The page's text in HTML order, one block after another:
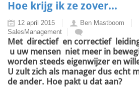
Hoe krijg ik ze zover...
12 april 2015 Ben Mastboom
SalesManagement
Met directief en correctief
u uw mensen niet meer in
worden steeds eigenwijzer en
U zult zich als manager dus echt
de ander. Hoe pakt u dat aan?